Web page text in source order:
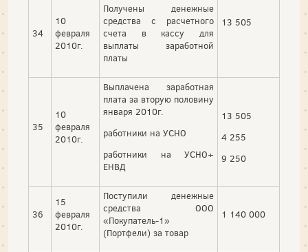
34
10
февраля
2010г.
Получены денежные
средства с расчетного
счета в кассу для
выплаты заработной
платы
13 505
35
10
февраля
2010г.
Выплачена заработная
плата за вторую половину
января 2010г.
работники на УСНО
работники на УСНО+
ЕНВД
13 505
4 255
9 250
36
15
февраля
2010г.
Поступили денежные
средства ООО
«Покупатель-1»
(Портфели) за товар
1 140 000